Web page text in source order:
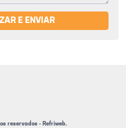
E ENVIAR
reservados - Refriweb.